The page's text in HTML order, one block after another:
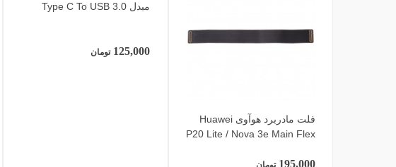
فلت مادربرد هوآوی Huawei
P20 Lite / Nova 3e Main Flex
195,000 تومان
مبدل Type C To USB 3.0
125,000 تومان